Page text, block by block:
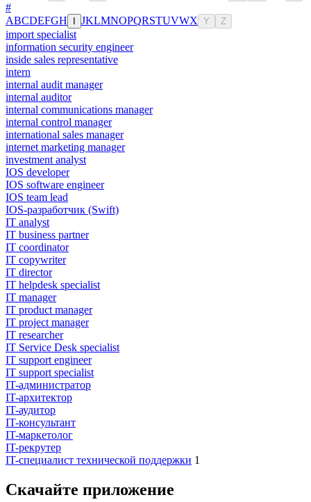
#
ABCDEFGH JKLMNOPQRSTUVWX Y Z
import specialist
information security engineer
inside sales representative
intern
internal audit manager
internal auditor
internal communications manager
internal control manager
international sales manager
internet marketing manager
investment analyst
IOS developer
IOS software engineer
IOS team lead
IOS-разработчик (Swift)
IT analyst
IT business partner
IT coordinator
IT copywriter
IT director
IT helpdesk specialist
IT manager
IT product manager
IT project manager
IT researcher
IT Service Desk specialist
IT support engineer
IT support specialist
IT-администратор
IT-архитектор
IT-аудитор
IT-консультант
IT-маркетолог
IT-рекрутер
IT-специалист технической поддержки 1
Скачайте приложение